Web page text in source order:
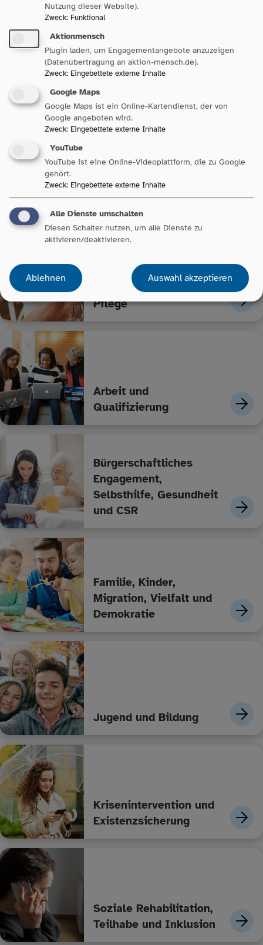
Sozialpolitik in Baden-
Württemberg
Unsere Bereiche
Ältere Menschen und
Pflege
Arbeit und
Qualifizierung
Bürgerschaftliches
Engagement,
Selbsthilfe, Gesundheit
und CSR
Familie, Kinder,
Migration, Vielfalt und
Demokratie
Jugend und Bildung
Krisenintervention und
Existenzsicherung
Soziale Rehabilitation,
Teilhabe und Inklusion
Nutzung dieser Website).
Zweck: Funktional
Aktionmensch
Plugin laden, um Engagementangebote anzuzeigen
(Datenübertragung an aktion-mensch.de).
Zweck: Eingebettete externe Inhalte
Google Maps
Google Maps ist ein Online-Kartendienst, der von
Google angeboten wird.
Zweck: Eingebettete externe Inhalte
YouTube
YouTube ist eine Online-Videoplattform, die zu Google
gehört.
Zweck: Eingebettete externe Inhalte
Alle Dienste umschalten
Diesen Schalter nutzen, um alle Dienste zu
aktivieren/deaktivieren.
Ablehnen Auswahl akzeptieren